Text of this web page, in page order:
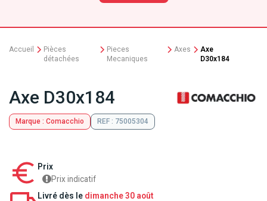
Accueil
Pièces
détachées
Pieces
Mecaniques
Axes
Axe
D30x184
Axe D30x184
Marque : Comacchio REF : 75005304
Prix
Prix indicatif
Livré dès le dimanche 30 août